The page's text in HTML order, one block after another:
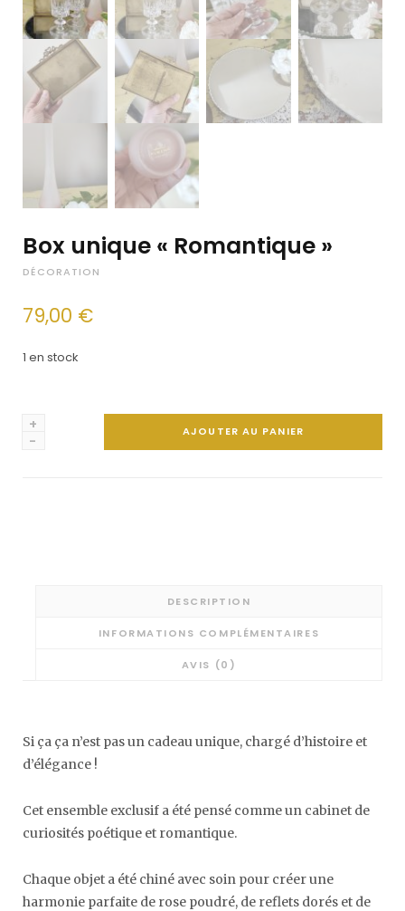
Box unique « Romantique »
DÉCORATION
79,00 €
1 en stock
quantité
de
AJOUTER AU PANIER
DESCRIPTION
INFORMATIONS COMPLÉMENTAIRES
AVIS (0)
Si ça ça n’est pas un cadeau unique, chargé d’histoire et
d’élégance !
Cet ensemble exclusif a été pensé comme un cabinet de
curiosités poétique et romantique.
Chaque objet a été chiné avec soin pour créer une
harmonie parfaite de rose poudré, de reflets dorés et de